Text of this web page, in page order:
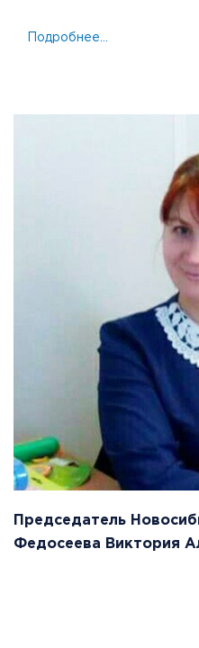
Подробнее...
Председатель
Федосеева Виктория